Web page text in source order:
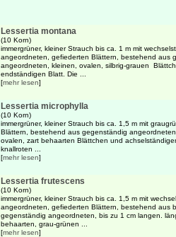
Lessertia montana
(10 Korn)
immergrüner, kleiner Strauch bis ca. 1 m mit
angeordneten, gefiederten Blättern, bestehend aus
angeordneten, kleinen, ovalen, silbrig-grauen
endständigen Blatt. Die ...
[mehr lesen]
Lessertia microphylla
(10 Korn)
immergrüner, kleiner Strauch bis ca. 1,5 m mit
Blättern, bestehend aus gegenständig
ovalen, zart behaarten Blättchen und
knallroten ...
[mehr lesen]
Lessertia frutescens
(10 Korn)
immergrüner, kleiner Strauch bis ca. 1,5 m mit
angeordneten, gefiederten Blättern, bestehend aus
gegenständig angeordneten, bis zu 1 cm langen.
behaarten, grau-grünen ...
[mehr lesen]